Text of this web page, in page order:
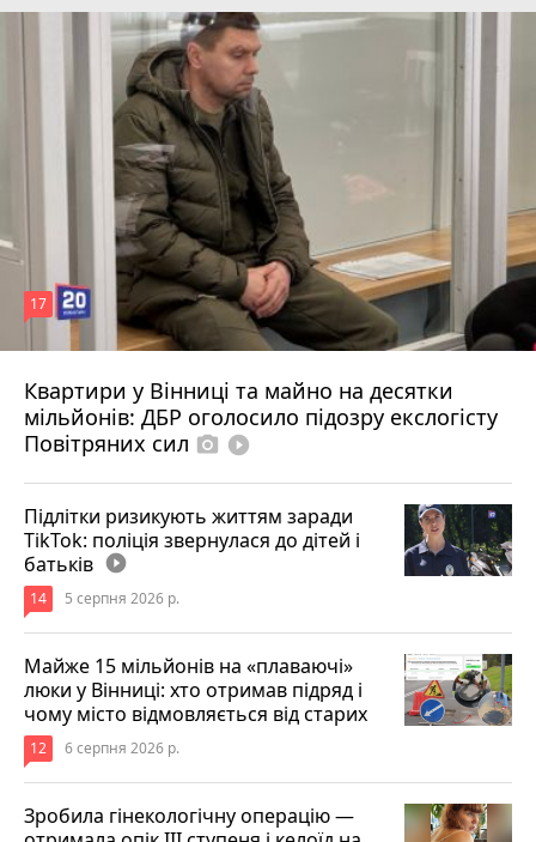
Квартири у Вінниці та майно на десятки
мільйонів: ДБР оголосило підозру екслогісту
Повітряних сил photo_camera play_circle_filled
17
6 серпня 2026 р.
Підлітки ризикують життям заради
TikTok: поліція звернулася до дітей і
батьків play_circle_filled
14 5 серпня 2026 р.
Майже 15 мільйонів на «плаваючі»
люки у Вінниці: хто отримав підряд і
чому місто відмовляється від старих
12 6 серпня 2026 р.
Зробила гінекологічну операцію —